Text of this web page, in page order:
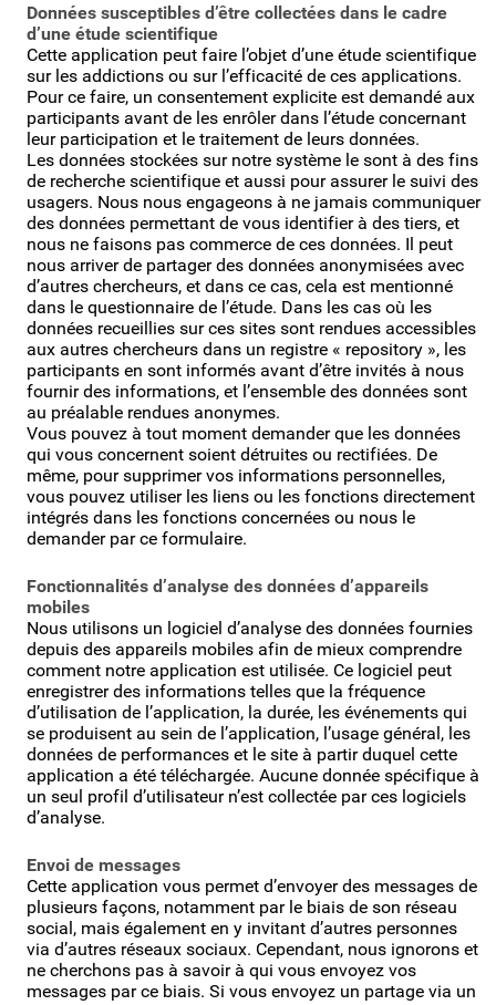
Données susceptibles d’être collectées dans le cadre
d’une étude scientifique
Cette application peut faire l’objet d’une étude scientifique
sur les addictions ou sur l’efficacité de ces applications.
Pour ce faire, un consentement explicite est demandé aux
participants avant de les enrôler dans l’étude concernant
leur participation et le traitement de leurs données.
Les données stockées sur notre système le sont à des fins
de recherche scientifique et aussi pour assurer le suivi des
usagers. Nous nous engageons à ne jamais communiquer
des données permettant de vous identifier à des tiers, et
nous ne faisons pas commerce de ces données. Il peut
nous arriver de partager des données anonymisées avec
d’autres chercheurs, et dans ce cas, cela est mentionné
dans le questionnaire de l’étude. Dans les cas où les
données recueillies sur ces sites sont rendues accessibles
aux autres chercheurs dans un registre « repository », les
participants en sont informés avant d’être invités à nous
fournir des informations, et l’ensemble des données sont
au préalable rendues anonymes.
Vous pouvez à tout moment demander que les données
qui vous concernent soient détruites ou rectifiées. De
même, pour supprimer vos informations personnelles,
vous pouvez utiliser les liens ou les fonctions directement
intégrés dans les fonctions concernées ou nous le
demander par ce formulaire.
Fonctionnalités d’analyse des données d’appareils
mobiles
Nous utilisons un logiciel d’analyse des données fournies
depuis des appareils mobiles afin de mieux comprendre
comment notre application est utilisée. Ce logiciel peut
enregistrer des informations telles que la fréquence
d’utilisation de l’application, la durée, les événements qui
se produisent au sein de l’application, l’usage général, les
données de performances et le site à partir duquel cette
application a été téléchargée. Aucune donnée spécifique à
un seul profil d’utilisateur n’est collectée par ces logiciels
d’analyse.
Envoi de messages
Cette application vous permet d’envoyer des messages de
plusieurs façons, notamment par le biais de son réseau
social, mais également en y invitant d’autres personnes
via d’autres réseaux sociaux. Cependant, nous ignorons et
ne cherchons pas à savoir à qui vous envoyez vos
messages par ce biais. Si vous envoyez un partage via un